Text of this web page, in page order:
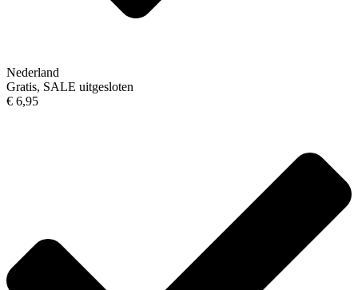
Nederland
Gratis, SALE uitgesloten
€ 6,95